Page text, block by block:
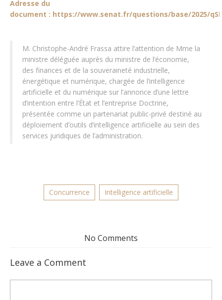
Adresse du
document : https://www.senat.fr/questions/base/2025/
M. Christophe-André Frassa attire l’attention de Mme la
ministre déléguée auprès du ministre de l’économie,
des finances et de la souveraineté industrielle,
énergétique et numérique, chargée de l’intelligence
artificielle et du numérique sur l’annonce d’une lettre
d’intention entre l’État et l’entreprise Doctrine,
présentée comme un partenariat public-privé destiné au
déploiement d’outils d’intelligence artificielle au sein des
services juridiques de l’administration.
Concurrence Intelligence artificielle
No Comments
Leave a Comment